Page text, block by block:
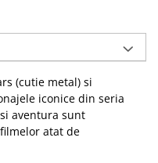
(cutie metal) si
iconice din seria
aventura sunt
atat de